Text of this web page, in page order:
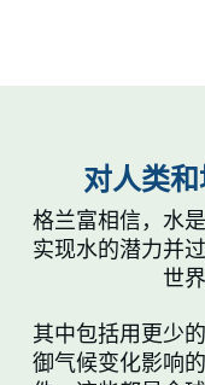
对人类
格兰富相信，水
实现水的潜力并
世
其中包括用更少
御气候变化影响